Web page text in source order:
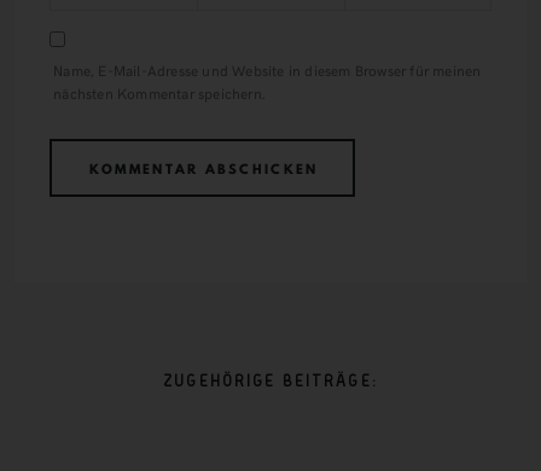
Name, E-Mail-Adresse und Website in diesem Browser für meinen
nächsten Kommentar speichern.
ZUGEHÖRIGE BEITRÄGE: